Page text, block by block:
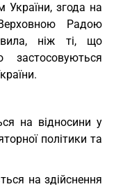
згода на
Радою
ніж ті, що
на відносини у
політики та
на здійснення